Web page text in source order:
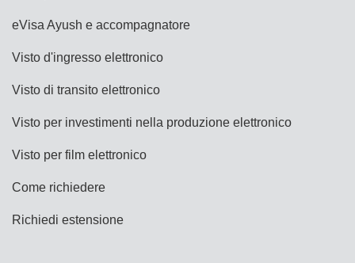
eVisa Ayush e accompagnatore
Visto d'ingresso elettronico
Visto di transito elettronico
Visto per investimenti nella produzione elettronico
Visto per film elettronico
Come richiedere
Richiedi estensione